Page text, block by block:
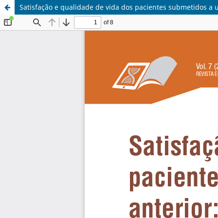
Satisfação e qualidade de vida dos pacientes submetidos a